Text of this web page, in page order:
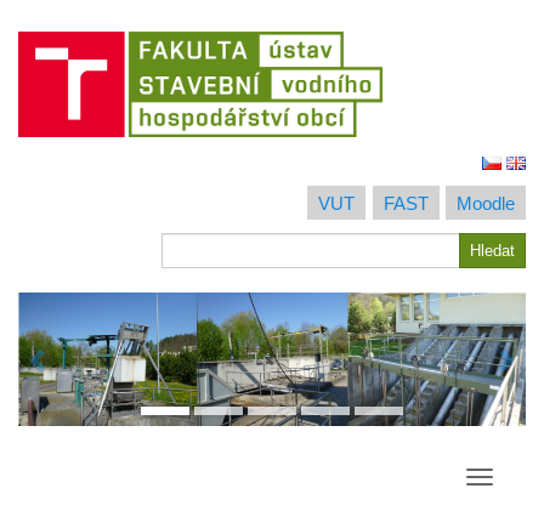
VUT FAST
Moodle
Hledat